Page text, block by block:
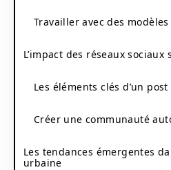
Travailler avec des
L’impact des réseaux
Les éléments clés d’un
Créer une communauté
Les tendances émergentes
urbaine